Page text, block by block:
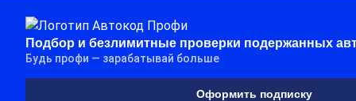
Подбор и безлимитные проверки подержанных
Будь профи — зарабатывай больше
Оформить подписку